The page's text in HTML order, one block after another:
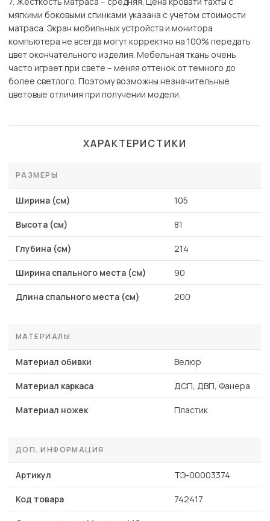
мягкими боковыми спинками указана с учетом стоимости
матраса. Экран мобильных устройств и монитора
компьютера не всегда могут корректно на 100% передать
цвет окончательного изделия. Мебельная ткань очень
часто играет при свете – меняя оттенок от темного до
более светлого. Поэтому возможны незначительные
цветовые отличия при получении модели.
ХАРАКТЕРИСТИКИ
РАЗМЕРЫ
Ширина (см) 105
Высота (см) 81
Глубина (см) 214
Ширина спального места (см) 90
Длина спального места (см) 200
МАТЕРИАЛЫ
Материал обивки Велюр
Материал каркаса ДСП, ДВП, Фанера
Материал ножек Пластик
ДОП. ИНФОРМАЦИЯ
Артикул ТЭ-00003374
Код товара 742417